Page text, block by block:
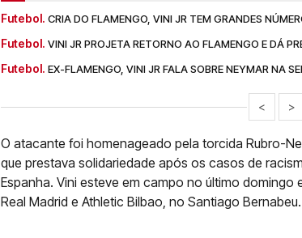
Futebol. CRIA DO FLAMENGO, VINI JR TEM GRANDES
Futebol. VINI JR PROJETA RETORNO AO FLAMENGO E DÁ
Futebol. EX-FLAMENGO, VINI JR FALA SOBRE NEYMAR NA
< >
O atacante foi homenageado pela torcida Rubro-
que prestava solidariedade após os casos de
Espanha. Vini esteve em campo no último
Real Madrid e Athletic Bilbao, no Santiago Bernabeu.